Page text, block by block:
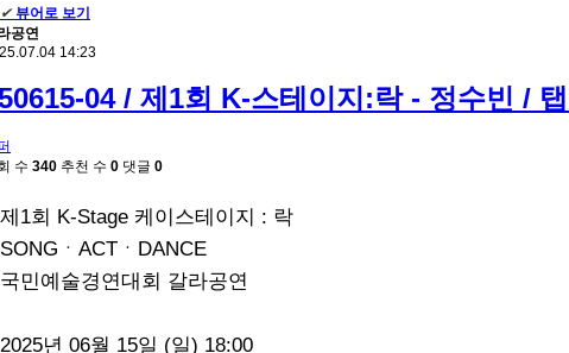
✔ 뷰어로 보기
공연
14:23
04 / 제1회 K-스테이지:락 - 정수빈 /
수 340 추천 수 0 댓글 0
제1회 K-Stage 케이스테이지 : 락
SONGㆍACTㆍDANCE
국민예술경연대회 갈라공연
2025년 06월 15일 (일) 18:00